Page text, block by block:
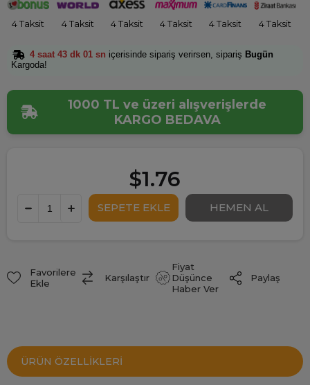
4 Taksit 4 Taksit 4 Taksit 4 Taksit 4 Taksit 4 Taksit
4 saat 43 dk 01 sn içerisinde sipariş verirsen, sipariş Bugün
Kargoda!
1000 TL ve üzeri alışverişlerde
KARGO BEDAVA
$1.76
Favorilere
Ekle
Karşılaştır
Fiyat
Düşünce
Haber Ver
Paylaş
ÜRÜN ÖZELLIKLERI